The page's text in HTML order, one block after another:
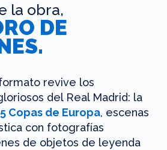
la obra,
DE
revive los
del Real Madrid: la
Copas de Europa, escenas
con fotografías
de objetos de leyenda